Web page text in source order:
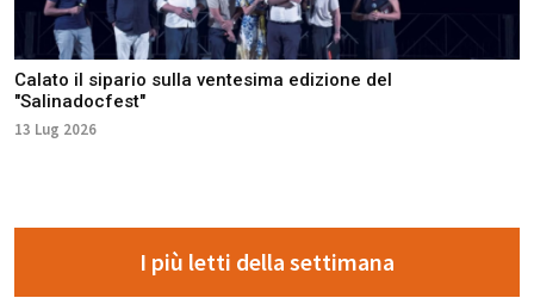
Calato il sipario sulla ventesima edizione del
"Salinadocfest"
13 Lug 2026
I più letti della settimana